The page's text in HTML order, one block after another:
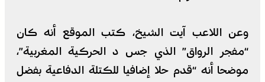
وعن اللاعب آيت الشيخ، كتب الموقع أنه كان
“مفجر الرواق” الذي جس د الحركية المغربية”،
موضحا أنه “قدم حلا إضافيا للكتلة الدفاعية بفضل